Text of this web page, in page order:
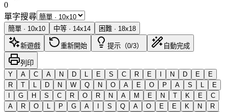
0
單字搜尋
簡單 · 10x10 中等 · 14x14 困難 · 18x18
新遊戲 重新開始 提示（0/3） 自動完成
列印
Y
A C A N D L E S C R E I N D E
E
R
T L D N W Q N O A E O P A S L
E
I
G H S C R O R N A M E N T K E
C
A
R O L P G A I S Q A O E E K N
R